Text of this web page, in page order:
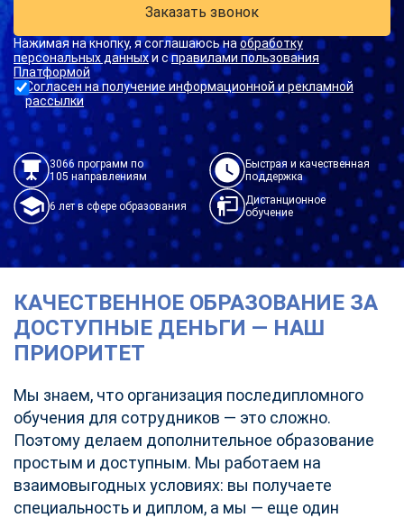
Заказать звонок
Нажимая на кнопку, я соглашаюсь на обработку
персональных данныхи справилами пользования
Платформой
Согласен на получение информационной и рекламной
рассылки
3066 программ по
105 направлениям
Быстрая и качественная
поддержка
6 лет в сфере образования
Дистанционное
обучение
КАЧЕСТВЕННОЕ ОБРАЗОВАНИЕ ЗА
ДОСТУПНЫЕ ДЕНЬГИ — НАШ
ПРИОРИТЕТ
Мы знаем, что организация последипломного
обучения для сотрудников — это сложно.
Поэтому делаем дополнительное образование
простым и доступным. Мы работаем на
взаимовыгодных условиях: вы получаете
специальность и диплом, а мы — еще один